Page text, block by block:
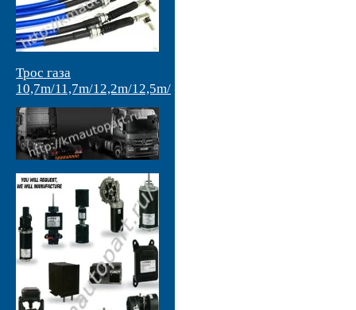
Трос газа
10,7m/11,7m/12,2m/12,5m/